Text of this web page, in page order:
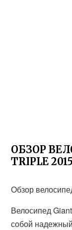
ОБЗОР
TRIPLE 2015
Обзор
Велосипед
собой